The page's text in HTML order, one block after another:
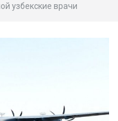
узбекские врачи